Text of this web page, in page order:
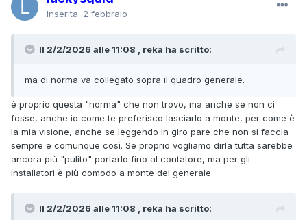
Inserita: 2 febbraio
Il 2/2/2026 alle 11:08 , reka ha scritto:
ma di norma va collegato sopra il quadro generale.
è proprio questa "norma" che non trovo, ma anche se non ci
fosse, anche io come te preferisco lasciarlo a monte, per come è
la mia visione, anche se leggendo in giro pare che non si faccia
sempre e comunque così. Se proprio vogliamo dirla tutta sarebbe
ancora più "pulito" portarlo fino al contatore, ma per gli
installatori è più comodo a monte del generale
Il 2/2/2026 alle 11:08 , reka ha scritto: